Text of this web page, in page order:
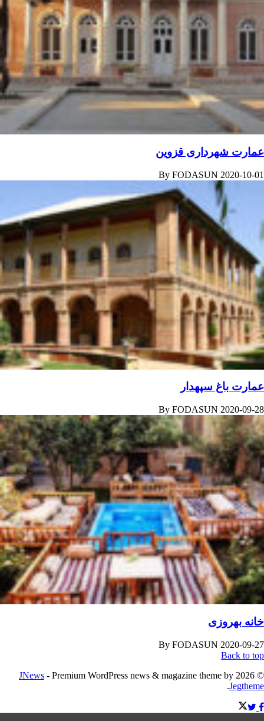
عمارت شهرداری قزوین
By FODASUN 2020-10-01
عمارت باغ سپهدار
By FODASUN 2020-09-28
خانه بهروزی
By FODASUN 2020-09-27
Back to top
© 2026
JNews - Premium WordPress news & magazine theme by
Jegtheme
.